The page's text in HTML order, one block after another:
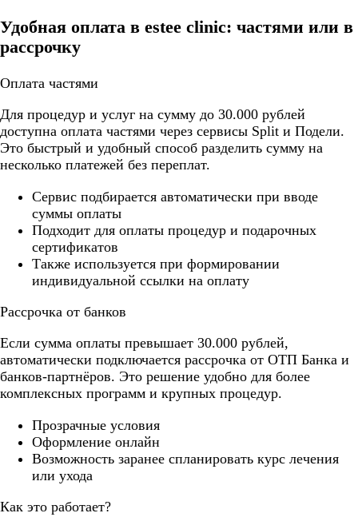
Удобная оплата в estee clinic: частями или в
рассрочку
Оплата частями
Для процедур и услуг на сумму до 30.000 рублей
доступна оплата частями через сервисы Split и Подели.
Это быстрый и удобный способ разделить сумму на
несколько платежей без переплат.
Cервис подбирается автоматически при вводе
суммы оплаты
Подходит для оплаты процедур и подарочных
сертификатов
Также используется при формировании
индивидуальной ссылки на оплату
Рассрочка от банков
Если сумма оплаты превышает 30.000 рублей,
автоматически подключается рассрочка от ОТП Банка и
банков-партнёров. Это решение удобно для более
комплексных программ и крупных процедур.
Прозрачные условия
Оформление онлайн
Возможность заранее спланировать курс лечения
или ухода
Как это работает?